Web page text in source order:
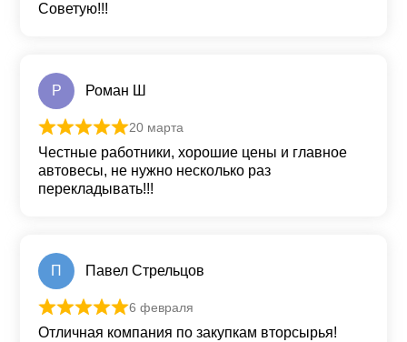
Советую!!!
Р Роман Ш
Оценка из 5
20 марта
Честные работники, хорошие цены и главное
автовесы, не нужно несколько раз
перекладывать!!!
П Павел Стрельцов
Оценка 5из 5
6 февраля
Отличная компания по закупкам вторсырья!